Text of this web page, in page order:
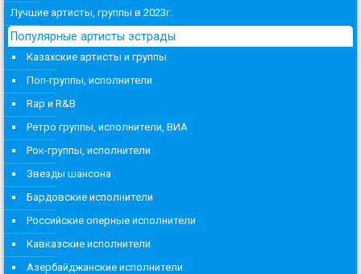
Лучшие артисты, группы в 2023г.
Популярные артисты эстрады
Казахские артисты и группы
Поп-группы, исполнители
Rap и R&B
Ретро группы, исполнители, ВИА
Рок-группы, исполнители
Звезды шансона
Бардовские исполнители
Российские оперные исполнители
Кавказские исполнители
Азербайджанские исполнители